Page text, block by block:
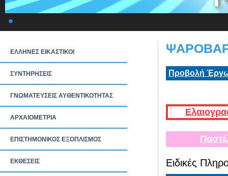
ΕΛΛΗΝΕΣ ΕΙΚΑΣΤΙΚΟΙ
ΣΥΝΤΗΡΗΣΕΙΣ
ΓΝΩΜΑΤΕΥΣΕΙΣ ΑΥΘΕΝΤΙΚΟΤΗΤΑΣ
ΑΡΧΑΙΟΜΕΤΡΙΑ
ΕΠΙΣΤΗΜΟΝΙΚΟΣ ΕΞΟΠΛΙΣΜΟΣ
ΕΚΘΕΣΕΙΣ
Προβολή
Ειδικές